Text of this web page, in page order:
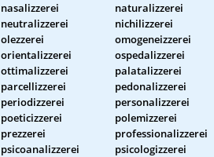
nasalizzerei naturalizzerei
neutralizzerei nichilizzerei
olezzerei omogeneizzerei
orientalizzerei ospedalizzerei
ottimalizzerei palatalizzerei
parcellizzerei pedonalizzerei
periodizzerei personalizzerei
poeticizzerei polemizzerei
prezzerei professionalizzerei
psicoanalizzerei psicologizzerei